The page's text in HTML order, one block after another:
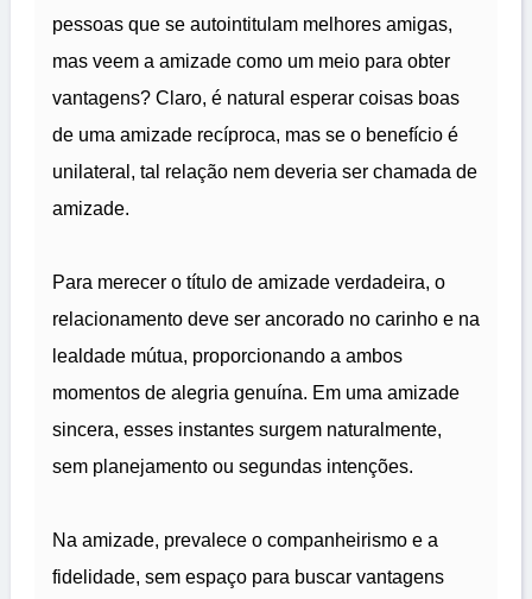
pessoas que se autointitulam melhores amigas,
mas veem a amizade como um meio para obter
vantagens? Claro, é natural esperar coisas boas
de uma amizade recíproca, mas se o benefício é
unilateral, tal relação nem deveria ser chamada de
amizade.
Para merecer o título de amizade verdadeira, o
relacionamento deve ser ancorado no carinho e na
lealdade mútua, proporcionando a ambos
momentos de alegria genuína. Em uma amizade
sincera, esses instantes surgem naturalmente,
sem planejamento ou segundas intenções.
Na amizade, prevalece o companheirismo e a
fidelidade, sem espaço para buscar vantagens